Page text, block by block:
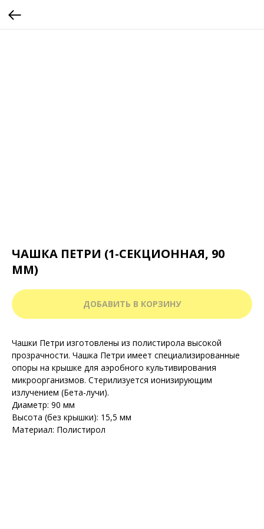
ЧАШКА ПЕТРИ (1-СЕКЦИОННАЯ, 90
ММ)
ДОБАВИТЬ В КОРЗИНУ
Чашки Петри изготовлены из полистирола высокой
прозрачности. Чашка Петри имеет специализированные
опоры на крышке для аэробного культивирования
микроорганизмов. Стерилизуется ионизирующим
излучением (Бета-лучи).
Диаметр: 90 мм
Высота (без крышки): 15,5 мм
Материал: Полистирол